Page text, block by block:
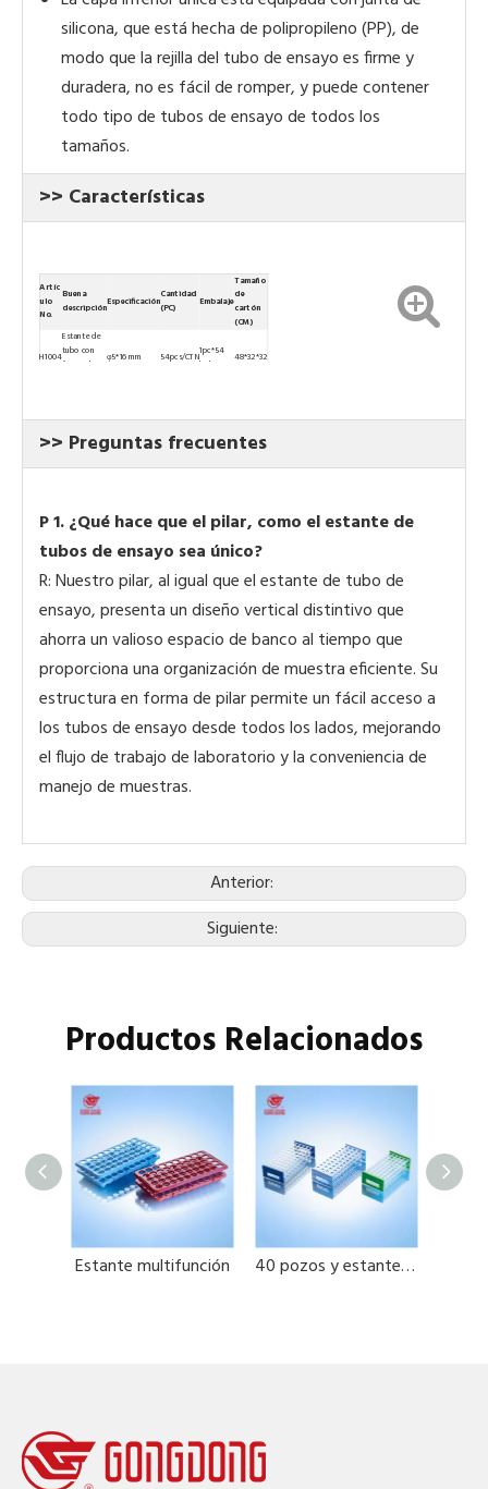
silicona, que está hecha de polipropileno (PP), de
modo que la rejilla del tubo de ensayo es firme y
duradera, no es fácil de romper, y puede contener
todo tipo de tubos de ensayo de todos los
tamaños.
>> Características
Artíc
ulo
No.
Buena
descripción
EspecificaciónCantidad
(PC)
Embalaje
Tamaño
de
cartón
(CM)
H1004
Estante de
tubo con
forma de
φ5*16 mm 54pcs/CTN1pc*54
bolsas
48*32*32
forma de
pilar
bolsas
>> Preguntas frecuentes
P1. ¿Qué hace que el pilar, como el estante de
tubos de ensayo sea único?
R: Nuestro pilar, al igual que el estante de tubo de
ensayo, presenta un diseño vertical distintivo que
ahorra un valioso espacio de banco al tiempo que
proporciona una organización de muestra eficiente. Su
estructura en forma de pilar permite un fácil acceso a
los tubos de ensayo desde todos los lados, mejorando
el flujo de trabajo de laboratorio y la conveniencia de
manejo de muestras.
Anterior:
Siguiente:
Productos Relacionados
Estante multifunción 40 pozos y estante de tubo de ensayo de 50well